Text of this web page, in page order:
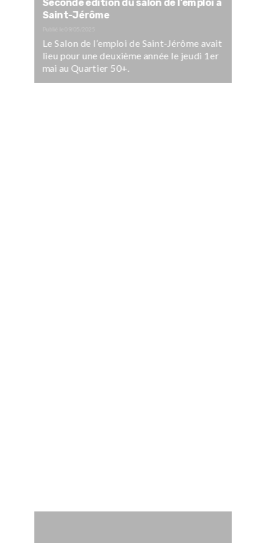
Seconde édition du salon de l’emploi à
Saint-Jérôme
Le Salon de l’emploi de Saint-Jérôme avait
lieu pour une deuxième année le jeudi 1er
mai au Quartier 50+.